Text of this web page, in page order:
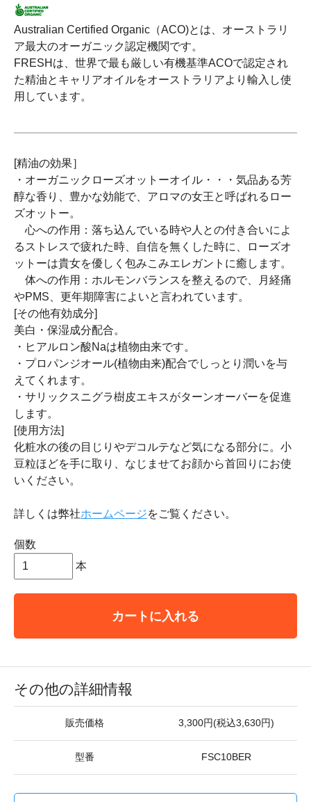
Australian Certified Organic（ACO)とは、オーストラリ
ア最大のオーガニック認定機関です。
FRESHは、世界で最も厳しい有機基準ACOで認定され
た精油とキャリアオイルをオーストラリアより輸入し使
用しています。
[精油の効果］
・オーガニックローズオットーオイル・・・気品ある芳
醇な香り、豊かな効能で、アロマの女王と呼ばれるロー
ズオットー。
心への作用：落ち込んでいる時や人との付き合いによ
るストレスで疲れた時、自信を無くした時に、ローズオ
ットーは貴女を優しく包みこみエレガントに癒します。
体への作用：ホルモンバランスを整えるので、月経痛
やPMS、更年期障害によいと言われています。
[その他有効成分]
美白・保湿成分配合。
・ヒアルロン酸Naは植物由来です。
・プロパンジオール(植物由来)配合でしっとり潤いを与
えてくれます。
・サリックスニグラ樹皮エキスがターンオーバーを促進
します。
[使用方法]
化粧水の後の目じりやデコルテなど気になる部分に。小
豆粒ほどを手に取り、なじませてお顔から首回りにお使
いください。
詳しくは弊社ホームページをご覧ください。
個数
本
カートに入れる
その他の詳細情報
販売価格 3,300円(税込3,630円)
型番 FSC10BER